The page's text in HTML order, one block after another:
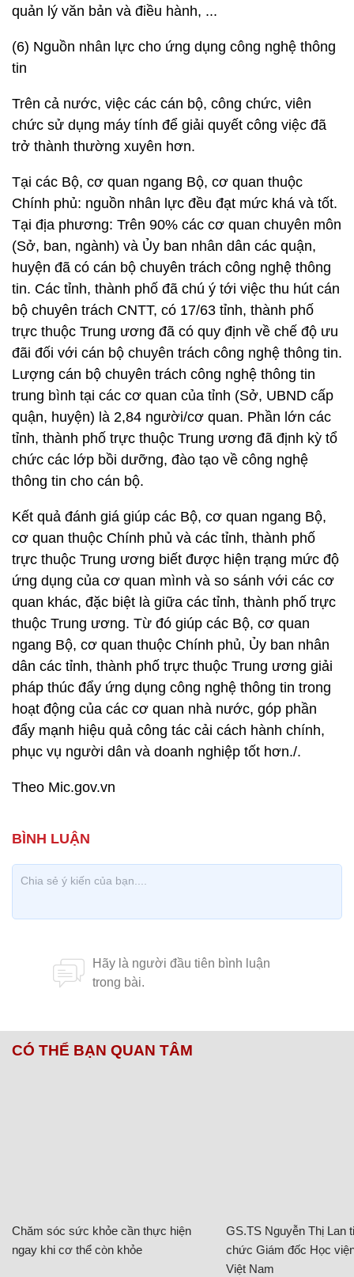
quản lý văn bản và điều hành, ...
(6) Nguồn nhân lực cho ứng dụng công nghệ thông
tin
Trên cả nước, việc các cán bộ, công chức, viên
chức sử dụng máy tính để giải quyết công việc đã
trở thành thường xuyên hơn.
Tại các Bộ, cơ quan ngang Bộ, cơ quan thuộc
Chính phủ: nguồn nhân lực đều đạt mức khá và tốt.
Tại địa phương: Trên 90% các cơ quan chuyên môn
(Sở, ban, ngành) và Ủy ban nhân dân các quận,
huyện đã có cán bộ chuyên trách công nghệ thông
tin. Các tỉnh, thành phố đã chú ý tới việc thu hút cán
bộ chuyên trách CNTT, có 17/63 tỉnh, thành phố
trực thuộc Trung ương đã có quy định về chế độ ưu
đãi đối với cán bộ chuyên trách công nghệ thông tin.
Lượng cán bộ chuyên trách công nghệ thông tin
trung bình tại các cơ quan của tỉnh (Sở, UBND cấp
quận, huyện) là 2,84 người/cơ quan. Phần lớn các
tỉnh, thành phố trực thuộc Trung ương đã định kỳ tổ
chức các lớp bồi dưỡng, đào tạo về công nghệ
thông tin cho cán bộ.
Kết quả đánh giá giúp các Bộ, cơ quan ngang Bộ,
cơ quan thuộc Chính phủ và các tỉnh, thành phố
trực thuộc Trung ương biết được hiện trạng mức độ
ứng dụng của cơ quan mình và so sánh với các cơ
quan khác, đặc biệt là giữa các tỉnh, thành phố trực
thuộc Trung ương. Từ đó giúp các Bộ, cơ quan
ngang Bộ, cơ quan thuộc Chính phủ, Ủy ban nhân
dân các tỉnh, thành phố trực thuộc Trung ương giải
pháp thúc đẩy ứng dụng công nghệ thông tin trong
hoạt động của các cơ quan nhà nước, góp phần
đẩy mạnh hiệu quả công tác cải cách hành chính,
phục vụ người dân và doanh nghiệp tốt hơn./.
Theo Mic.gov.vn
CÓ THỂ BẠN QUAN TÂM
Chăm sóc sức khỏe cần thực hiện
ngay khi cơ thể còn khỏe
GS.TS Nguyễn Thị Lan
chức Giám đốc Học
Việt Nam